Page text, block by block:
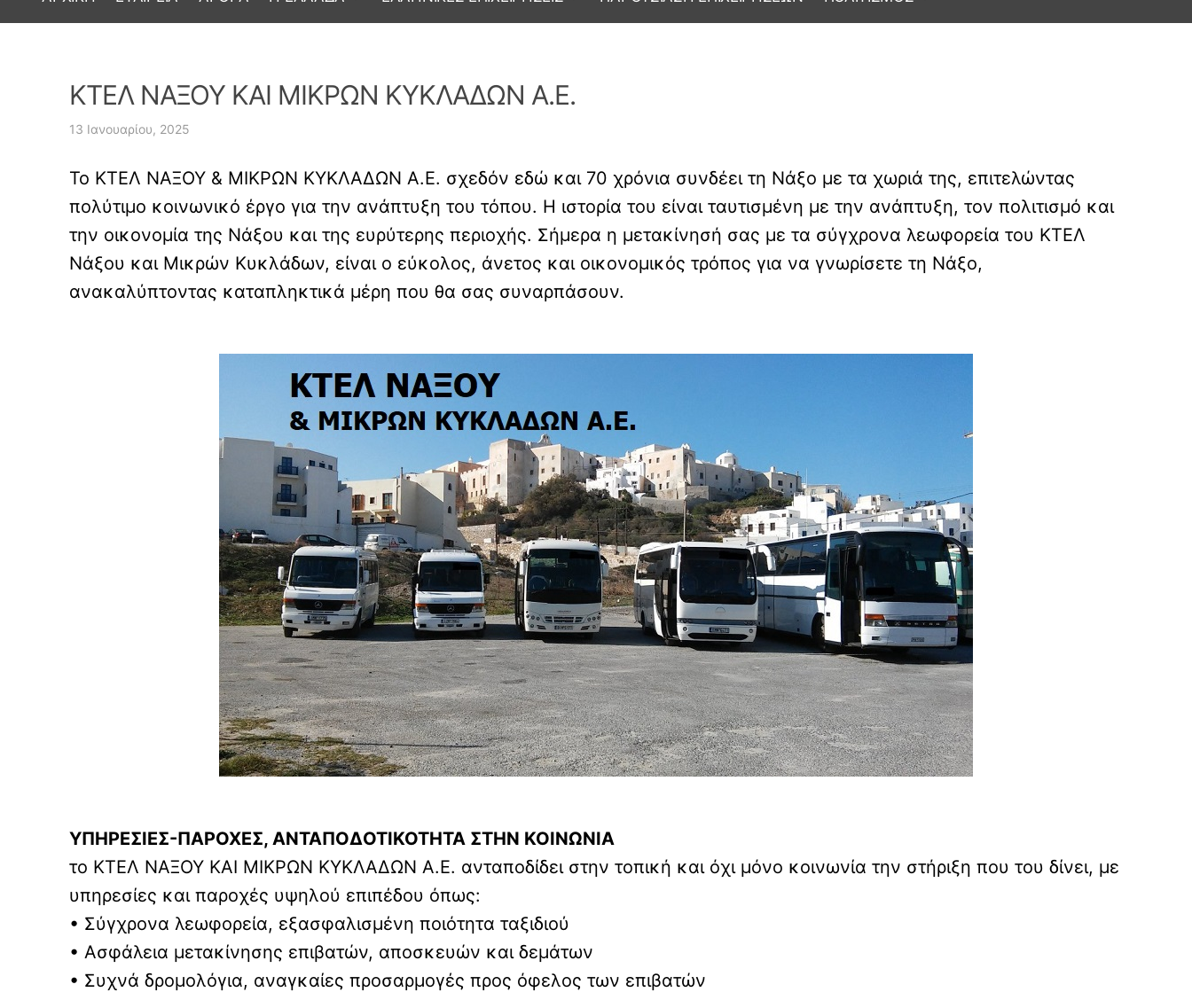
ΚΤΕΛ ΝΑΞΟΥ ΚΑΙ ΜΙΚΡΩΝ ΚΥΚΛΑΔΩΝ Α.Ε.
13 Ιανουαρίου, 2025
Το ΚΤΕΛ ΝΑΞΟΥ & ΜΙΚΡΩΝ ΚΥΚΛΑΔΩΝ Α.Ε. σχεδόν εδώ και 70 χρόνια συνδέει τη Νάξο με τα χωριά της, επιτελώντας
πολύτιμο κοινωνικό έργο για την ανάπτυξη του τόπου. Η ιστορία του είναι ταυτισμένη με την ανάπτυξη, τον πολιτισμό και
την οικονομία της Νάξου και της ευρύτερης περιοχής. Σήμερα η μετακίνησή σας με τα σύγχρονα λεωφορεία του ΚΤΕΛ
Νάξου και Μικρών Κυκλάδων, είναι ο εύκολος, άνετος και οικονομικός τρόπος για να γνωρίσετε τη Νάξο,
ανακαλύπτοντας καταπληκτικά μέρη που θα σας συναρπάσουν.
ΥΠΗΡΕΣΙΕΣ-ΠΑΡΟΧΕΣ, ΑΝΤΑΠΟΔΟΤΙΚΟΤΗΤΑ ΣΤΗΝ ΚΟΙΝΩΝΙΑ
το ΚΤΕΛ ΝΑΞΟΥ ΚΑΙ ΜΙΚΡΩΝ ΚΥΚΛΑΔΩΝ Α.Ε. ανταποδίδει στην τοπική και όχι μόνο κοινωνία την στήριξη που του δίνει, με
υπηρεσίες και παροχές υψηλού επιπέδου όπως:
• Σύγχρονα λεωφορεία, εξασφαλισμένη ποιότητα ταξιδιού
• Ασφάλεια μετακίνησης επιβατών, αποσκευών και δεμάτων
• Συχνά δρομολόγια, αναγκαίες προσαρμογές προς όφελος των επιβατών